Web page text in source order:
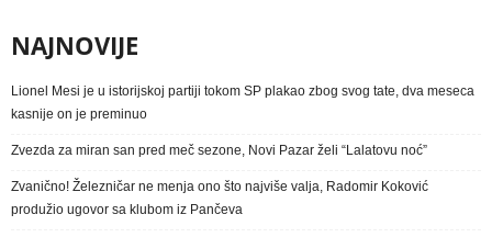
NAJNOVIJE
Lionel Mesi je u istorijskoj partiji tokom SP plakao zbog svog tate, dva meseca
kasnije on je preminuo
Zvezda za miran san pred meč sezone, Novi Pazar želi “Lalatovu noć”
Zvanično! Železničar ne menja ono što najviše valja, Radomir Koković
produžio ugovor sa klubom iz Pančeva